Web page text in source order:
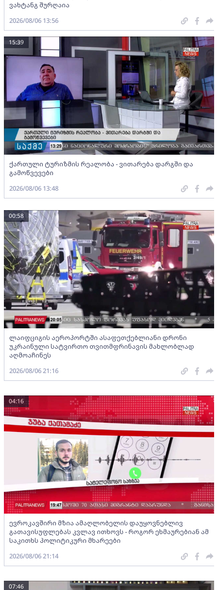
ვახტანგ შურღაია
2026/08/06 13:56
ქართული ტურიზმის რეალობა - ვითარება დარგში და
გამოწვევები
15:39
2026/08/06 13:48
ლაიფციგის აეროპორტში ასაფეთქებლიანი დრონი
უკრაინული სატვირთო თვითმფრინავის მახლობლად
აღმოაჩინეს
00:58
2026/08/06 21:16
ევროკავშირი მზია ამაღლობელის დაუყოვნებლივ
გათავისუფლებას კვლავ ითხოვს - როგორ ეხმაურებიან ამ
საკითხს პოლიტიკური მხარეები
04:16
2026/08/06 21:14
07:46